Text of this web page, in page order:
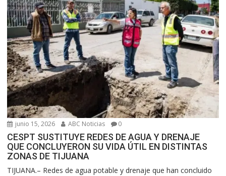
junio 15, 2026 ABC Noticias 0
CESPT SUSTITUYE REDES DE AGUA Y DRENAJE
QUE CONCLUYERON SU VIDA ÚTIL EN DISTINTAS
ZONAS DE TIJUANA
TIJUANA.– Redes de agua potable y drenaje que han concluido